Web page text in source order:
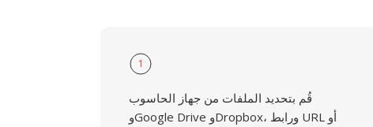
1
قُم بتحديد الملفات من جهاز الحاسوب
وGoogle Drive وDropbox، ورابط URL أو